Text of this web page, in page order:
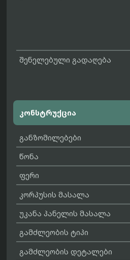
შენელებული გადაღება
კონსტრუქცია
განზომილებები
წონა
ფერი
კორპუსის მასალა
უკანა პანელის მასალა
გამძლეობის ტიპი
გამძლეობის დეტალები